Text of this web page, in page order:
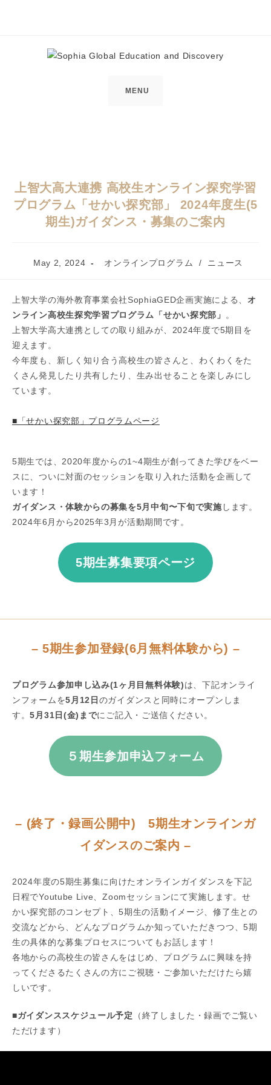
MENU
上智大高大連携 高校生オンライン探究学習
プログラム「せかい探究部」 2024年度生(5
期生)ガイダンス・募集のご案内
Post
May 2, 2024
Post
オンラインプログラム / ニュース
上智大学の海外教育事業会社SophiaGED企画実施による、 オ
ンライン高校生探究学習プログラム「せかい探究部」
。
上智大学高大連携としての取り組みが、2024年度で5期目を
迎えます。
今年度も、新しく知り合う高校生の皆さんと、わくわくをた
くさん発見したり共有したり、生み出せることを楽しみにし
ています。
■「せかい探究部」プログラムページ
5期生では、2020年度からの1~4期生が創ってきた学びをベー
スに、ついに対面のセッションを取り入れた活動を企画して
います！
ガイダンス・体験からの募集を5月中旬〜下旬で実施します。
2024年6月から2025年3月が活動期間です。
5期生募集要項ページ
– 5期生参加登録(6月無料体験から) –
プログラム参加申し込み(1ヶ月目無料体験)は、下記オンライ
ンフォームを5月12日 のガイダンスと同時にオープンしま
す。5月31日(金)までにご記入・ご送信ください。
５期生参加申込フォーム
– (終了・録画公開中) 5期生オンラインガ
イダンスのご案内 –
2024年度の5期生募集に向けたオンラインガイダンスを下記
日程でYoutube Live、Zoomセッションにて実施します。せ
かい探究部のコンセプト、5期生の活動イメージ、修了生との
交流などから、どんなプログラムか知っていただきつつ、5期
生の具体的な募集プロセスについてもお話します！
各地からの高校生の皆さんをはじめ、プログラムに興味を持
ってくださるたくさんの方にご視聴・ご参加いただけたら嬉
しいです。
■ガイダンススケジュール予定
（終了しました・録画でご覧い
ただけます）